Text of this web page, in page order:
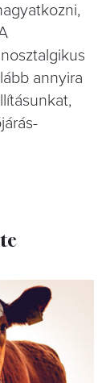
annyira